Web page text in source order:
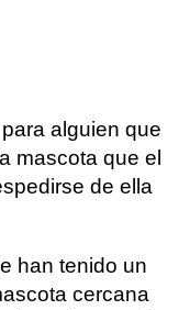
alguien que
mascota que el
de ella
han tenido un
cercana